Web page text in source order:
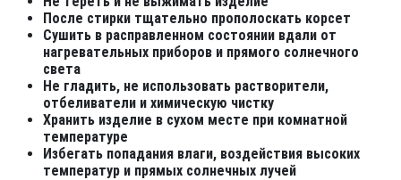
После стирки тщательно прополоскать корсет
Сушить в расправленном состоянии вдали от
нагревательных приборов и прямого солнечного
света
Не гладить, не использовать растворители,
отбеливатели и химическую чистку
Хранить изделие в сухом месте при комнатной
температуре
Избегать попадания влаги, воздействия высоких
температур и прямых солнечных лучей